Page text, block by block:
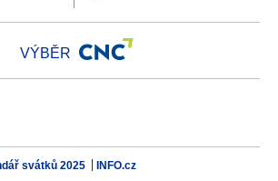
VÝBĚR
svátků 2025 INFO.cz